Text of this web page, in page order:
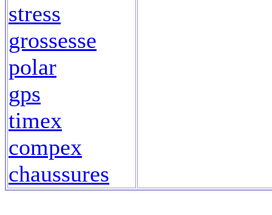
stress
grossesse
polar
gps
timex
compex
chaussures